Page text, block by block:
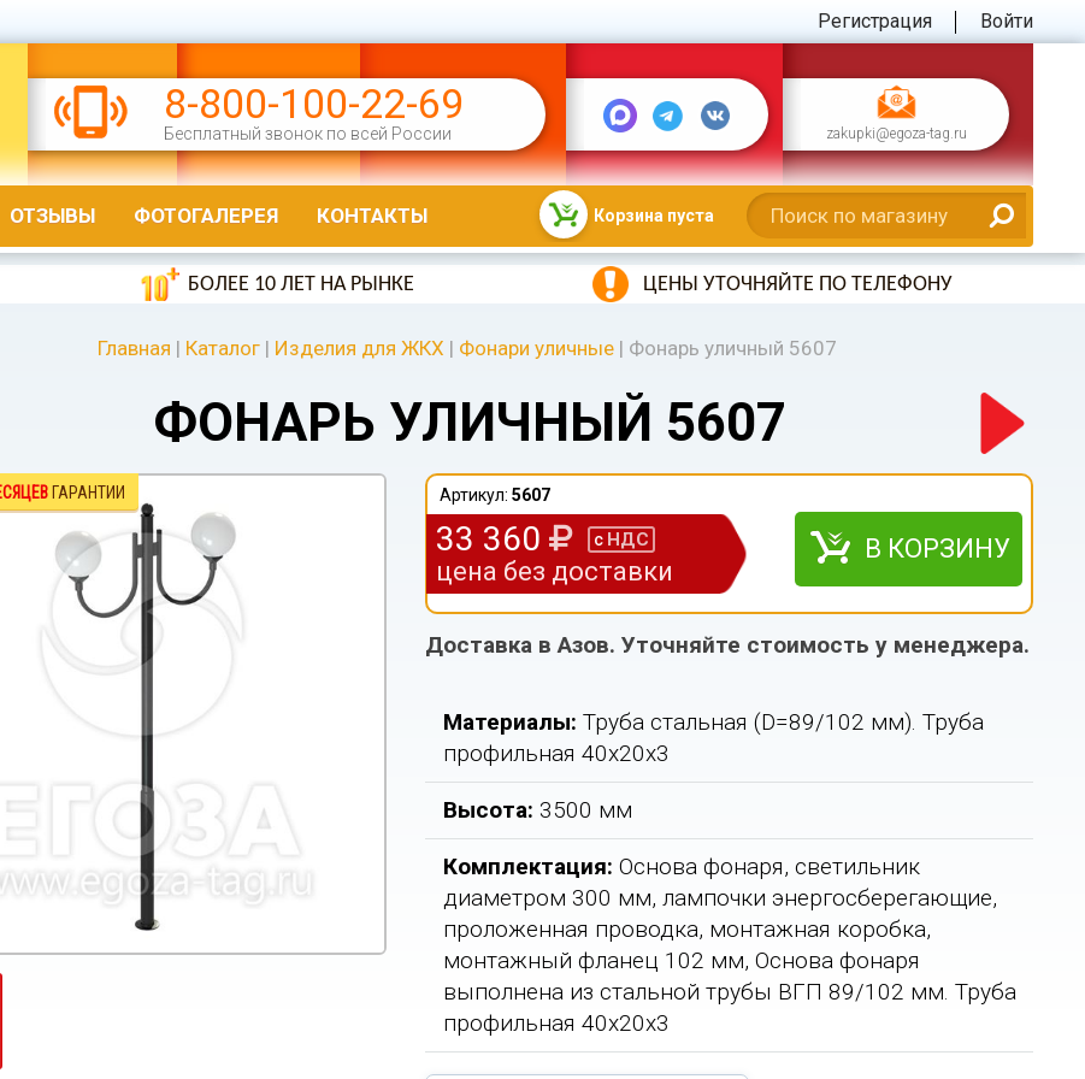
Регистрация Войти
8-800-100-22-69
Бесплатный звонок по всей России zakupki@egoza-tag.ru
ОТЗЫВЫ ФОТОГАЛЕРЕЯ КОНТАКТЫ Корзина пуста
БОЛЕЕ 10 ЛЕТ НА РЫНКЕ ЦЕНЫ УТОЧНЯЙТЕ ПО ТЕЛЕФОНУ
Главная | Каталог | Изделия для ЖКХ | Фонари уличные | Фонарь уличный 5607
ФОНАРЬ УЛИЧНЫЙ 5607
ГАРАНТИИ Артикул: 5607
33 360 с НДС
цена без доставки
В КОРЗИНУ
Доставка в Азов. Уточняйте стоимость у менеджера.
Материалы: Труба стальная (D=89/102 мм). Труба
профильная 40х20х3
Высота: 3500 мм
Комплектация: Основа фонаря, светильник
диаметром 300 мм, лампочки энергосберегающие,
проложенная проводка, монтажная коробка,
монтажный фланец 102 мм, Основа фонаря
выполнена из стальной трубы ВГП 89/102 мм. Труба
профильная 40х20х3